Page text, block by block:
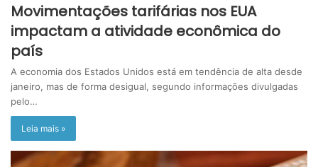
Movimentações tarifárias nos EUA
impactam a atividade econômica do
país
A economia dos Estados Unidos está em tendência de alta desde
janeiro, mas de forma desigual, segundo informações divulgadas
pelo…
Leia mais »